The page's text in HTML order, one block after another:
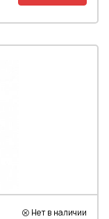
Нет в наличии